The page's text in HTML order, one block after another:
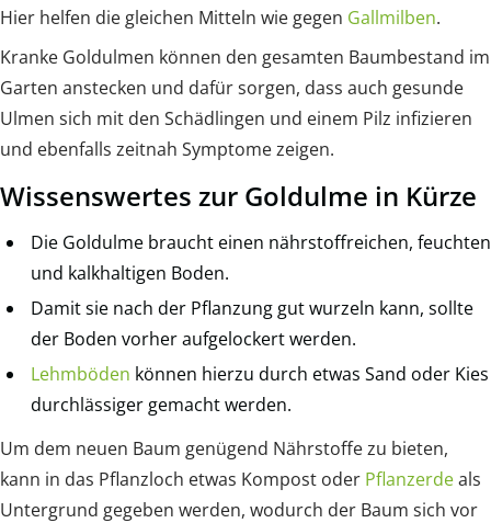
Hier helfen die gleichen Mitteln wie gegen Gallmilben.
Kranke Goldulmen können den gesamten Baumbestand im
Garten anstecken und dafür sorgen, dass auch gesunde
Ulmen sich mit den Schädlingen und einem Pilz infizieren
und ebenfalls zeitnah Symptome zeigen.
Wissenswertes zur Goldulme in Kürze
Die Goldulme braucht einen nährstoffreichen, feuchten
und kalkhaltigen Boden.
Damit sie nach der Pflanzung gut wurzeln kann, sollte
der Boden vorher aufgelockert werden.
Lehmböden können hierzu durch etwas Sand oder Kies
durchlässiger gemacht werden.
Um dem neuen Baum genügend Nährstoffe zu bieten,
kann in das Pflanzloch etwas Kompost oder Pflanzerdeals
Untergrund gegeben werden, wodurch der Baum sich vor